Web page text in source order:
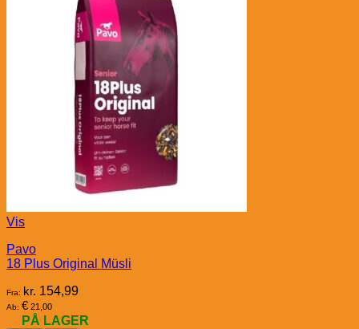
Vis
Pavo
18 Plus Original Müsli
Fra: kr. 154,99
Ab: € 21,00
PÅ LAGER